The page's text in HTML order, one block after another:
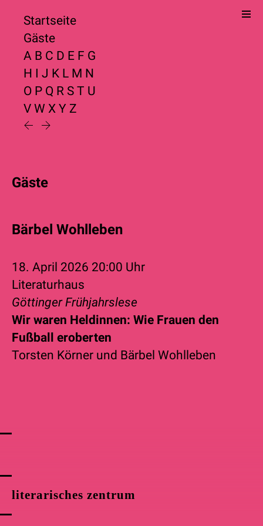
literarisches zentrum
Startseite
Gäste
A B C D E F G
H I J K L M N
O P Q R S T U
V W X Y Z
Gäste
Bärbel Wohlleben
18. April 2026 20:00 Uhr
Literaturhaus
Göttinger Frühjahrslese
Wir waren Heldinnen: Wie Frauen den
Fußball eroberten
Torsten Körner und Bärbel Wohlleben